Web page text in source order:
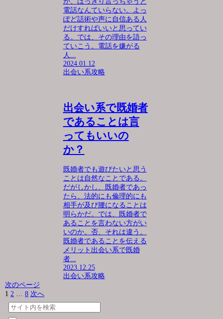
電話なんていらない。よっ
ぽど話術や声に自信ある人
だけすればいいと思ってい
る。では、その理由を語っ
ていこう。電話を嫌がる
人...
2024.01.12
出会い系攻略
出会い系で既婚者
であることは言
ってもいいの
か？
既婚者でも遊びたいと思う
ことは自然なことである。
だがしかし、既婚者であっ
たら、法的にも倫理的にも
相手が及び腰になることは
明らかだ。では、既婚者で
あることを言わない方がい
いのか。否、それは違う。
既婚者であることを伝える
メリット出会い系で既婚
者...
2023.12.25
出会い系攻略
次のページ
1 2 … 8 次へ